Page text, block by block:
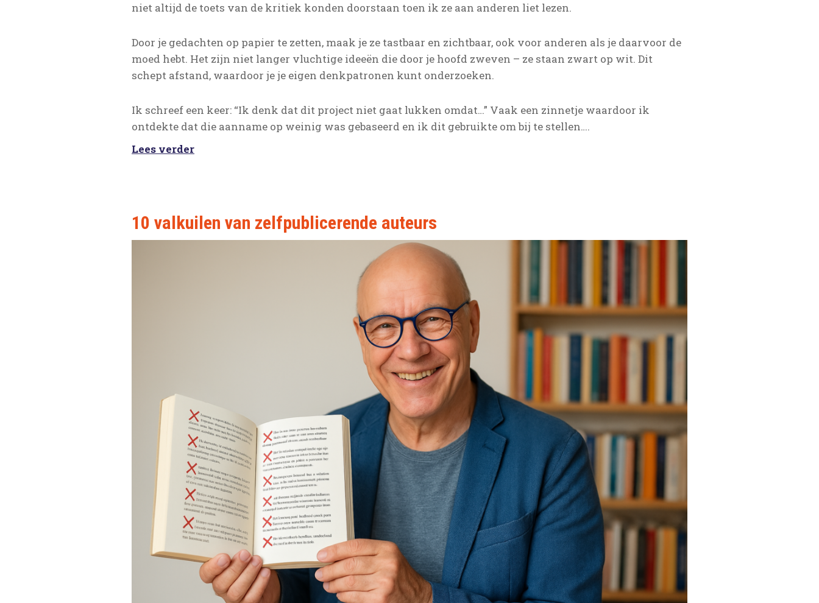
niet altijd de toets van de kritiek konden doorstaan toen ik ze aan anderen liet lezen.
Door je gedachten op papier te zetten, maak je ze tastbaar en zichtbaar, ook voor anderen als je daarvoor de
moed hebt. Het zijn niet langer vluchtige ideeën die door je hoofd zweven – ze staan zwart op wit. Dit
schept afstand, waardoor je je eigen denkpatronen kunt onderzoeken.
Ik schreef een keer: “Ik denk dat dit project niet gaat lukken omdat…” Vaak een zinnetje waardoor ik
ontdekte dat die aanname op weinig was gebaseerd en ik dit gebruikte om bij te stellen….
Lees verder
10 valkuilen van zelfpublicerende auteurs